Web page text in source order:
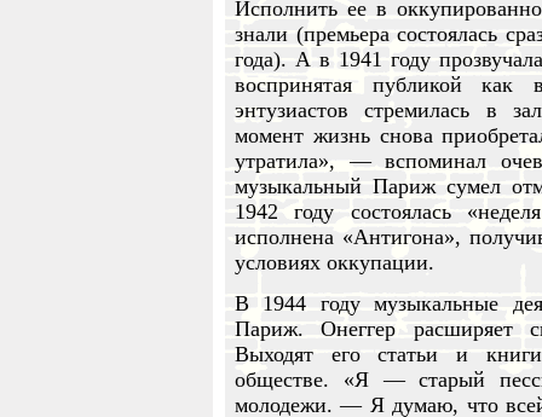
Исполнить ее в
знали (премьера состоялась
года). А в 1941 году
воспринятая публикой как
энтузиастов стремилась в
момент жизнь снова
утратила», — вспоминал
музыкальный Париж сумел
1942 году состоялась
исполнена «Антигона»,
условиях оккупации.
В 1944 году музыкальные
Париж. Онеггер расширяет
Выходят его статьи и
обществе. «Я — старый
молодежи. — Я думаю, что